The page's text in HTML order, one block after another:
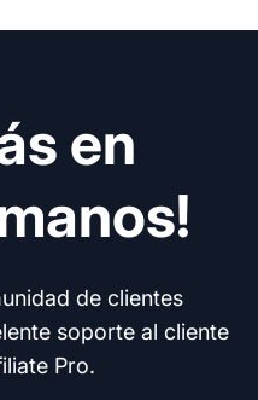
en
de clientes
soporte al cliente
Pro.